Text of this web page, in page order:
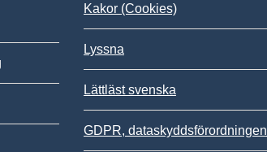
Kakor (Cookies)
Lyssna
Lättläst svenska
GDPR, dataskyddsförordningen